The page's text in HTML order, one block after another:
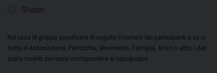
Gruppo
Nel caso di gruppo specificare di seguito il numero dei partecipanti e se si
tratta di Associazione, Parrocchia, Movimento, Famiglia, Amici o altro; i dati
sopra inseriti dovranno corrispondere al capogruppo